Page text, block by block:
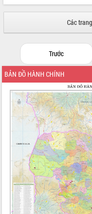
Các
Trước
BẢN ĐỒ HÀNH CHÍNH